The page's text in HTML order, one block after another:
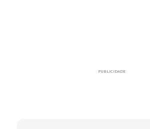
PUBLICIDADE